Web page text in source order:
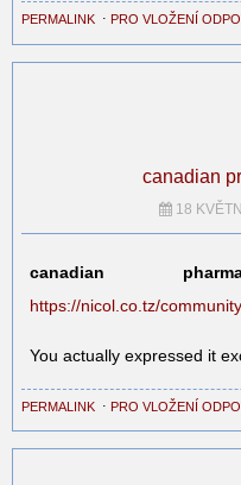
PERMALINK ⋅ PRO VLOŽENÍ
canadian
18
canadian
https://nicol.co.tz/
You actually expressed it
PERMALINK ⋅ PRO VLOŽENÍ